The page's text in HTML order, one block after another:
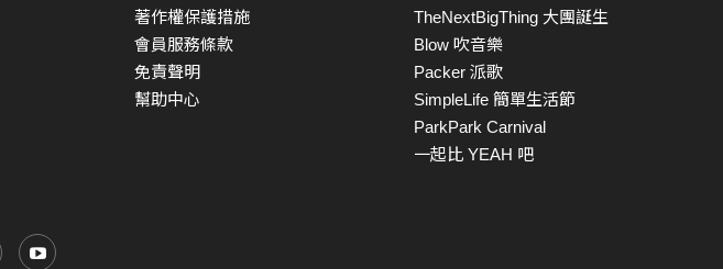
著作權保護措施
會員服務條款
免責聲明
幫助中心
TheNextBigThing 大團誕生
Blow 吹音樂
Packer 派歌
SimpleLife 簡單生活節
ParkPark Carnival
一起比 YEAH 吧